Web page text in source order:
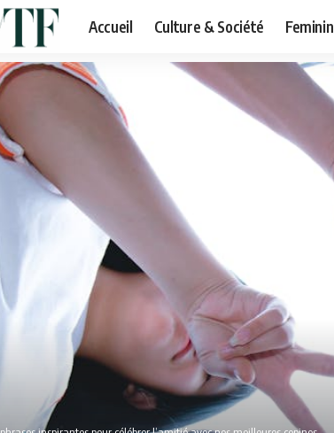
Accueil Culture & Société Feminin